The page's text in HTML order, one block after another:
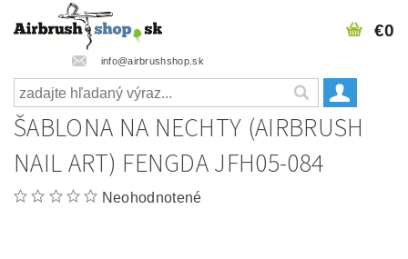
info@airbrushshop.sk
€0
ŠABLONA NA NECHTY (AIRBRUSH
NAIL ART) FENGDA JFH05-084
Neohodnotené